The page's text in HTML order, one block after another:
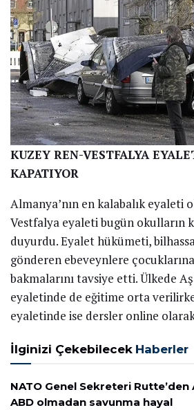
KUZEY REN-VESTFALYA
KAPATIYOR
Almanya’nın en kalabalık eyaleti
Vestfalya eyaleti bugün okulların
duyurdu. Eyalet hükümeti,
gönderen ebeveynlere
bakmalarını tavsiye etti. Ülkede
eyaletinde de eğitime orta
eyaletinde ise dersler online
İlginizi Çekebilecek Haberler
NATO Genel Sekreteri Rutte’den
ABD olmadan savunma hayal